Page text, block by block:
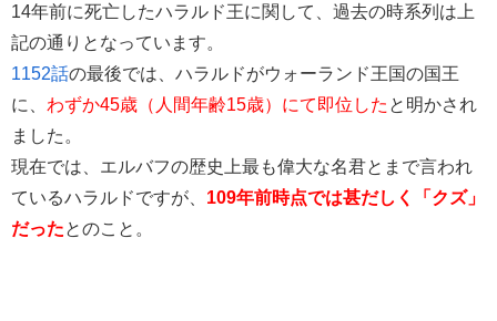
14年前に死亡したハラルド王に関して、過去の時系列は上
記の通りとなっています。
1152話の最後では、ハラルドがウォーランド王国の国王
に、 わずか45歳（人間年齢15歳）にて即位した と明かされ
ました。
現在では、エルバフの歴史上最も偉大な名君とまで言われ
ているハラルドですが、 109年前時点では甚だしく「クズ」
だったとのこと。